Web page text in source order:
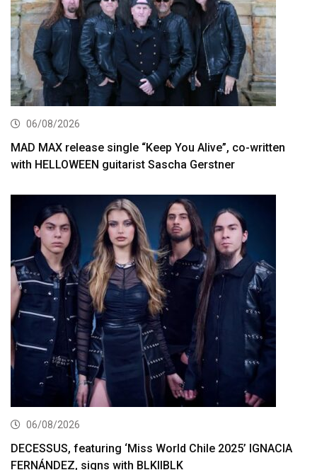
06/08/2026
MAD MAX release single “Keep You Alive”, co-written
with HELLOWEEN guitarist Sascha Gerstner
06/08/2026
DECESSUS, featuring ‘Miss World Chile 2025’ IGNACIA
FERNÁNDEZ, signs with BLKIIBLK